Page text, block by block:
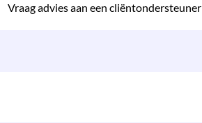
Vraag advies aan een cliëntondersteuner